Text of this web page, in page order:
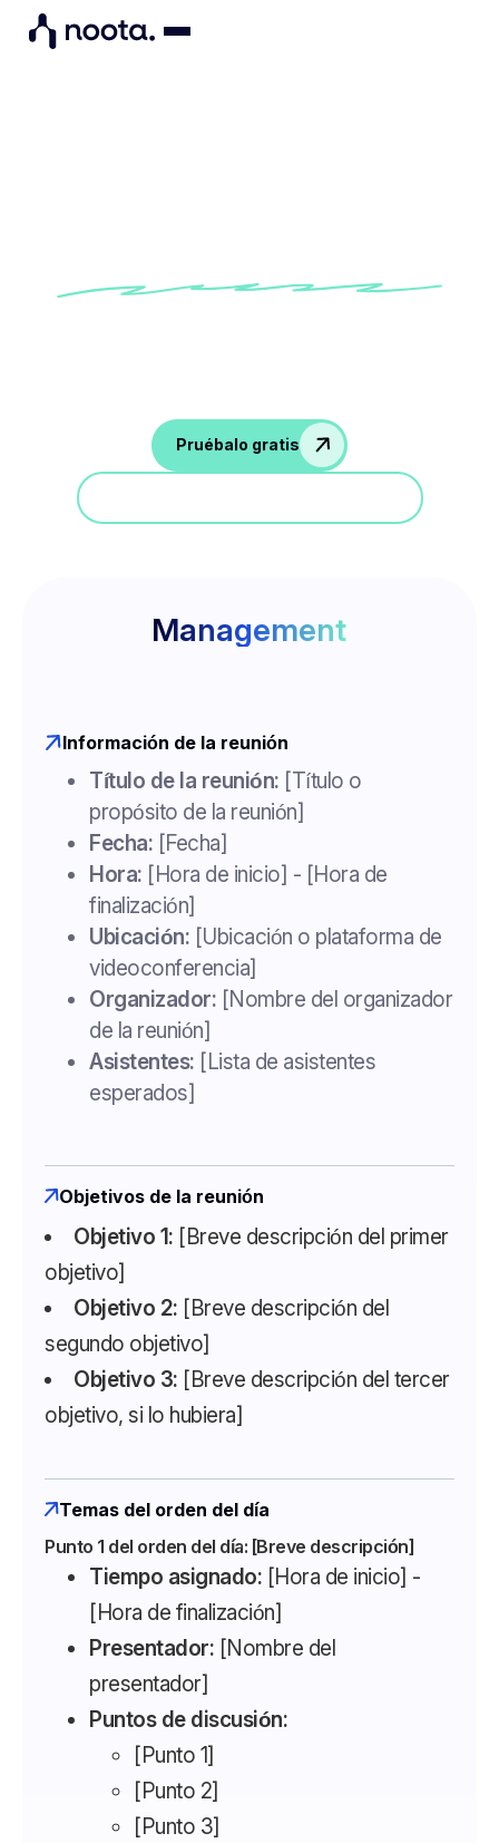
Pruébalo gratis
Management
Información de la reunión
Título de la reunión: [Título o
propósito de la reunión]
Fecha: [Fecha]
Hora: [Hora de inicio] - [Hora de
finalización]
Ubicación: [Ubicación o plataforma de
videoconferencia]
Organizador: [Nombre del organizador
de la reunión]
Asistentes: [Lista de asistentes
esperados]
Objetivos de la reunión
Objetivo 1: [Breve descripción del primer
objetivo]
Objetivo 2: [Breve descripción del
segundo objetivo]
Objetivo 3: [Breve descripción del tercer
objetivo, si lo hubiera]
Temas del orden del día
Punto 1 del orden del día: [Breve descripción]
Tiempo asignado: [Hora de inicio] -
[Hora de finalización]
Presentador: [Nombre del
presentador]
Puntos de discusión:
[Punto 1]
[Punto 2]
[Punto 3]